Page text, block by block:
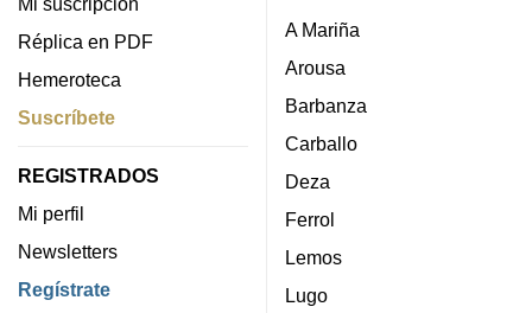
Réplica en PDF
Hemeroteca
Suscríbete
REGISTRADOS
Mi perfil
Newsletters
Regístrate
A Mariña
Arousa
Barbanza
Carballo
Deza
Ferrol
Lemos
Lugo